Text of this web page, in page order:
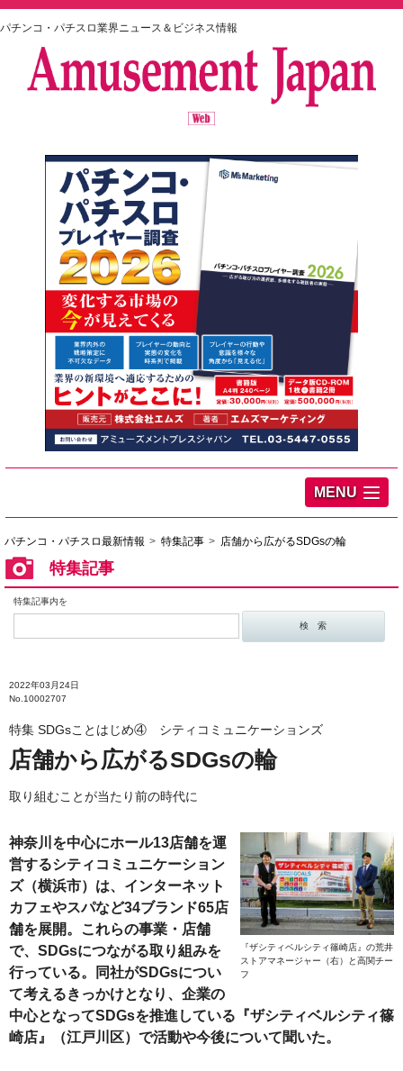
パチンコ・パチスロ業界ニュース＆ビジネス情報
MENU
パチンコ・パチスロ最新情報 特集記事 店舗から広がるSDGsの輪
特集記事
特集記事内を
2022年03月24日
No.10002707
特集 SDGsことはじめ④ シティコミュニケーションズ
店舗から広がるSDGsの輪
取り組むことが当たり前の時代に
『ザシティベルシティ篠崎店』の荒井
ストアマネージャー（右）と高関チー
フ
神奈川を中心にホール13店舗を運
営するシティコミュニケーション
ズ（横浜市）は、インターネット
カフェやスパなど34ブランド65店
舗を展開。これらの事業・店舗
で、SDGsにつながる取り組みを
行っている。同社がSDGsについ
て考えるきっかけとなり、企業の
中心となってSDGsを推進している『ザシティベルシティ篠
崎店』（江戸川区）で活動や今後について聞いた。